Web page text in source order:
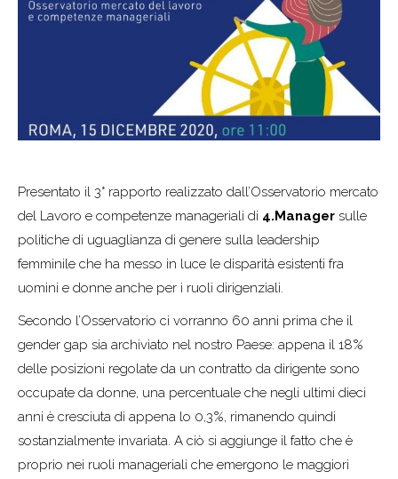
Presentato il 3° rapporto realizzato dall’Osservatorio mercato
del Lavoro e competenze manageriali di 4.Manager sulle
politiche di uguaglianza di genere sulla leadership
femminile che ha messo in luce le disparità esistenti fra
uomini e donne anche per i ruoli dirigenziali.
Secondo l’Osservatorio ci vorranno 60 anni prima che il
gender gap sia archiviato nel nostro Paese: appena il 18%
delle posizioni regolate da un contratto da dirigente sono
occupate da donne, una percentuale che negli ultimi dieci
anni è cresciuta di appena lo 0,3%, rimanendo quindi
sostanzialmente invariata. A ciò si aggiunge il fatto che è
proprio nei ruoli manageriali che emergono le maggiori